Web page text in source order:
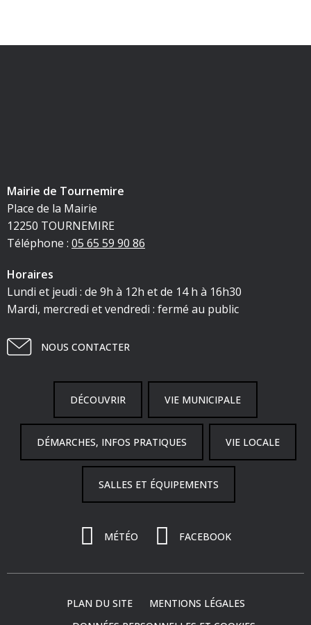
Mairie de Tournemire
Place de la Mairie
12250 TOURNEMIRE
Téléphone : 05 65 59 90 86
Horaires
Lundi et jeudi : de 9h à 12h et de 14 h à 16h30
Mardi, mercredi et vendredi : fermé au public
NOUS CONTACTER
DÉCOUVRIR VIE MUNICIPALE
DÉMARCHES, INFOS PRATIQUES VIE LOCALE
SALLES ET ÉQUIPEMENTS
MÉTÉO FACEBOOK
PLAN DU SITE
MENTIONS LÉGALES